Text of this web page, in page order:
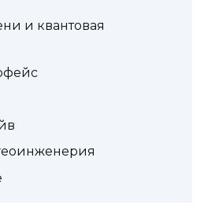
и квантовая